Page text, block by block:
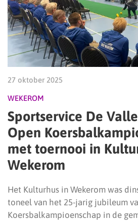
27 oktober 2025
WEKEROM
Sportservice De
Open
met toernooi in
Wekerom
Het Kulturhus in Wekerom was
toneel van het 25-jarig jubileum
Koersbalkampioenschap in de